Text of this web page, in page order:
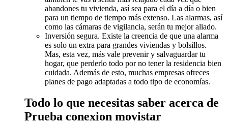
abandones tu vivienda, así sea para el día a día o bien
para un tiempo de tiempo más extenso. Las alarmas, así
como las cámaras de vigilancia, serán tu mejor aliado.
Inversión segura. Existe la creencia de que una alarma
es solo un extra para grandes viviendas y bolsillos.
Mas, esta vez, más vale prevenir y salvaguardar tu
hogar, que perderlo todo por no tener la residencia bien
cuidada. Además de esto, muchas empresas ofreces
planes de pago adaptadas a todo tipo de economías.
Todo lo que necesitas saber acerca de
Prueba conexion movistar